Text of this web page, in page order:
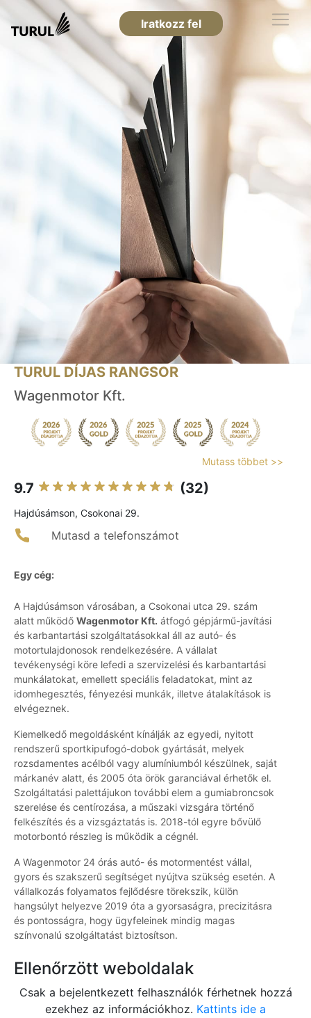
Iratkozz fel
TURUL DÍJAS RANGSOR
Wagenmotor Kft.
Mutass többet >>
9.7 (32)
Hajdúsámson, Csokonai 29.
Mutasd a telefonszámot
Egy cég:
A Hajdúsámson városában, a Csokonai utca 29. szám
alatt működő Wagenmotor Kft. átfogó gépjármű-javítási
és karbantartási szolgáltatásokkal áll az autó- és
motortulajdonosok rendelkezésére. A vállalat
tevékenységi köre lefedi a szervizelési és karbantartási
munkálatokat, emellett speciális feladatokat, mint az
idomhegesztés, fényezési munkák, illetve átalakítások is
elvégeznek.
Kiemelkedő megoldásként kínálják az egyedi, nyitott
rendszerű sportkipufogó-dobok gyártását, melyek
rozsdamentes acélból vagy alumíniumból készülnek, saját
márkanév alatt, és 2005 óta örök garanciával érhetők el.
Szolgáltatási palettájukon további elem a gumiabroncsok
szerelése és centírozása, a műszaki vizsgára történő
felkészítés és a vizsgáztatás is. 2018-tól egyre bővülő
motorbontó részleg is működik a cégnél.
A Wagenmotor 24 órás autó- és motormentést vállal,
gyors és szakszerű segítséget nyújtva szükség esetén. A
vállalkozás folyamatos fejlődésre törekszik, külön
hangsúlyt helyezve 2019 óta a gyorsaságra, precizitásra
és pontosságra, hogy ügyfeleinek mindig magas
színvonalú szolgáltatást biztosítson.
Ellenőrzött weboldalak
Csak a bejelentkezett felhasználók férhetnek hozzá
ezekhez az információkhoz. Kattints ide a